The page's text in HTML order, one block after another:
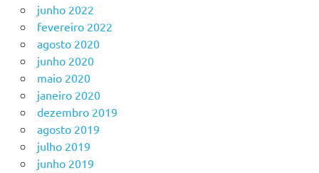
junho 2022
fevereiro 2022
agosto 2020
junho 2020
maio 2020
janeiro 2020
dezembro 2019
agosto 2019
julho 2019
junho 2019